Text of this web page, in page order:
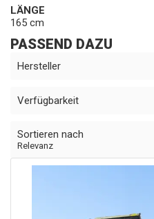
LÄNGE
165 cm
PASSEND DAZU
Hersteller
Verfügbarkeit
Sortieren nach
Relevanz